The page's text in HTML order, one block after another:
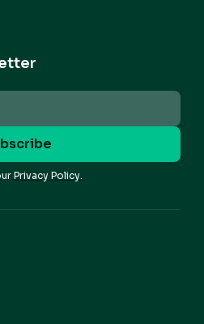
Privacy Policy.